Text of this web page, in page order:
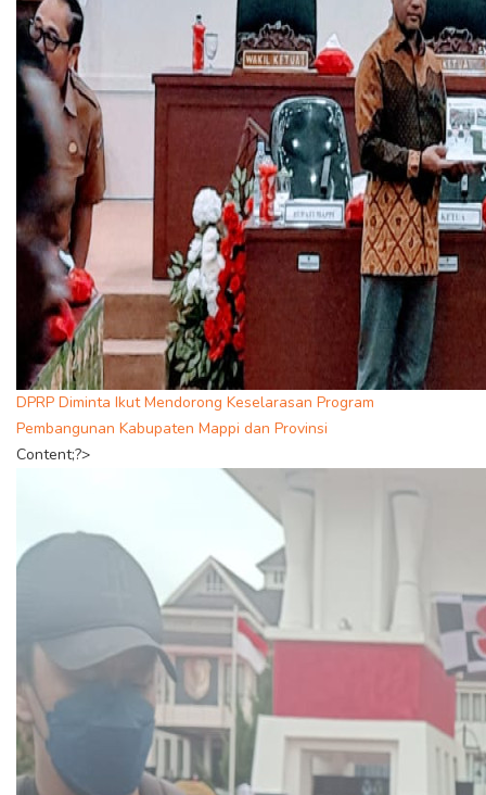
DPRP Diminta Ikut Mendorong Keselarasan Program
Pembangunan Kabupaten Mappi dan Provinsi
Content;?>